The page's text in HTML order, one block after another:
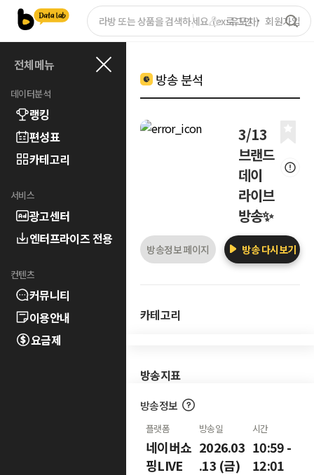
로그인 회원가입
전체메뉴
데이터분석
랭킹
편성표
카테고리
서비스
광고센터
엔터프라이즈 전용
컨텐츠
커뮤니티
이용안내
요금제
방송 분석
3/13
브랜드
데이
라이브
방송✨
방송정보 페이지 방송 다시보기
카테고리
방송지표
방송정보
플랫폼
네이버쇼
핑LIVE
방송일
2026.03
.13 (금)
시간
10:59 -
12:01